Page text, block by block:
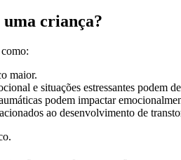
uma criança?
maior.
e situações estressantes podem
podem impactar
ao desenvolvimento de